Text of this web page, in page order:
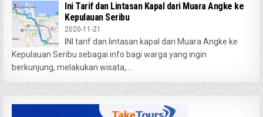
Ini Tarif dan Lintasan Kapal dari Muara Angke ke
Kepulauan Seribu
2020-11-21
INI tarif dan lintasan kapal dari Muara Angke ke
Kepulauan Seribu sebagai info bagi warga yang ingin
berkunjung, melakukan wisata,...